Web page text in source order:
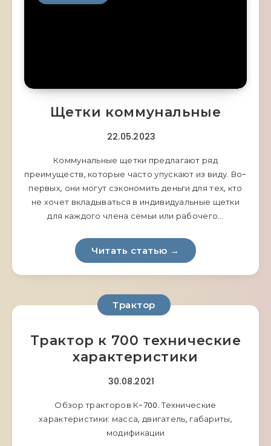
Щетки коммунальные
22.05.2023
Коммунальные щетки предлагают ряд
преимуществ, которые часто упускают из виду. Во-
первых, они могут сэкономить деньги для тех, кто
не хочет вкладываться в индивидуальные щетки
для каждого члена семьи или рабочего…
Читать статью →
Трактор
Трактор к 700 технические
характеристики
30.08.2021
Обзор тракторов К-700. Технические
характеристики: масса, двигатель, габариты,
модификации